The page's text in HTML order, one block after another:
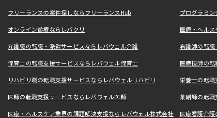
フリーランスの案件探しならフリーランスHub プログラミ
オンライン診療ならレバクリ 医療・ヘル
介護職の転職・派遣サービスならレバウェル介護 看護師の転
保育士の転職支援サービスならレバウェル保育士 医療技師の
リハビリ職の転職支援サービスならレバウェルリハビリ 栄養士の転
医師の転職支援サービスならレバウェル医師 薬剤師の転
医療・ヘルスケア業界の課題解決支援ならレバウェル株式会社 医療看護介